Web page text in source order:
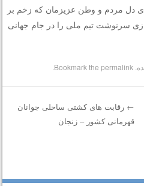
دل مردم و وطن عزیزمان که زخم بر
سرنوشت تیم ملی را در جام جهانی
. Bookmark the
permalink
.
←رقابت های کشتی ساحلی جوانان
قهرمانی کشور – زنجان